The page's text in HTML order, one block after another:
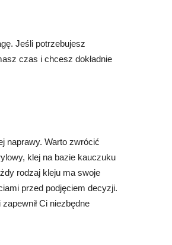
Jeśli potrzebujesz
czas i chcesz dokładnie
naprawy. Warto zwrócić
klej na bazie kauczuku
rodzaj kleju ma swoje
przed podjęciem decyzji.
Ci niezbędne